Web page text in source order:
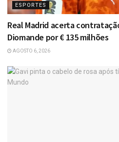
ESPORTES
Real Madrid acerta
Diomande por € 135 milhões
AGOSTO 6, 2026